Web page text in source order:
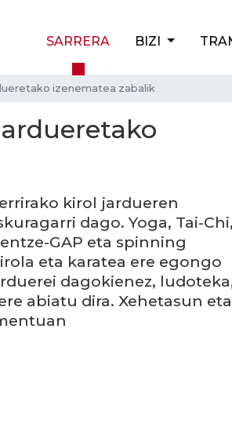
SARRERA BIZI
izenematea zabalik
kirol jardueren
dago. Yoga, Tai-Chi,
GAP eta spinning
eta karatea ere egongo
dagokienez,
abiatu dira. Xehetasun eta